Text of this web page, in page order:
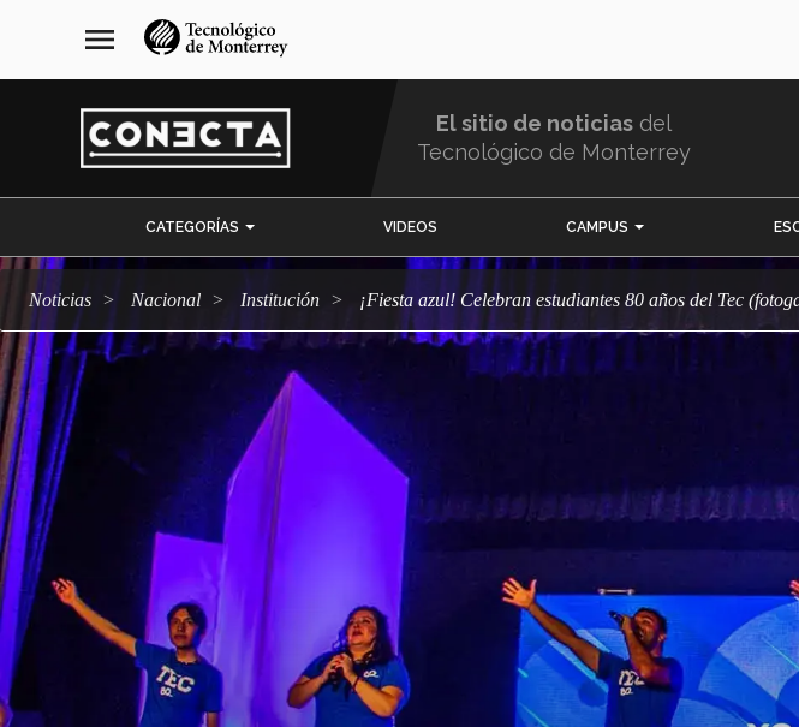
navegación
principal
menu
El sitio de noticias del
Tecnológico de Monterrey
CATEGORÍAS VIDEOS CAMPUS
Noticias Nacional Institución ¡Fiesta azul! Celebran estudiantes 80 años del Tec